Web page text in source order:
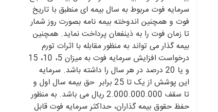
سرمایه فوت مربوط به سال بیمه ای منطبق با تاریخ
فوت و همچنین اندوخته بیمه نامه بصورت روز شمار
تا زمان فوت را به ذینفعان پرداخت نماید. همچنین
بیمه گذار می تواند به منظور مقابله با اثرات تورم
درخواست افزایش سرمایه فوت به میزان 5، 10، 15
و یا 20 درصد در هر سال را داشته باشد. سرمایه
این پوشش از یک تا 25 برابر حق بیمه سال اول و
تا سقف 2.000.000.000 ریال می باشد. به منظور
حفظ حقوق بیمه گذاران، حداکثر سرمایه فوت قابل